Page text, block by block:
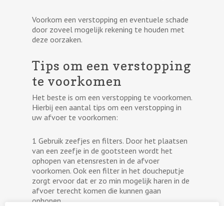
Voorkom een verstopping en eventuele schade
door zoveel mogelijk rekening te houden met
deze oorzaken.
Tips om een verstopping
te voorkomen
Het beste is om een verstopping te voorkomen.
Hierbij een aantal tips om een verstopping in
uw afvoer te voorkomen:
1 Gebruik zeefjes en filters. Door het plaatsen
van een zeefje in de gootsteen wordt het
ophopen van etensresten in de afvoer
voorkomen. Ook een filter in het doucheputje
zorgt ervoor dat er zo min mogelijk haren in de
afvoer terecht komen die kunnen gaan
ophopen.